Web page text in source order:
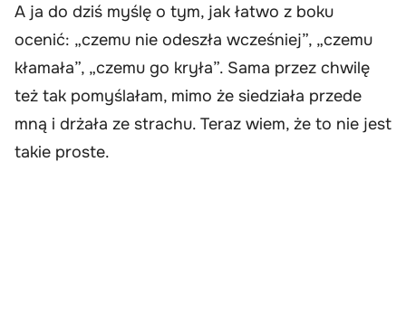
A ja do dziś myślę o tym, jak łatwo z boku
ocenić: „czemu nie odeszła wcześniej”, „czemu
kłamała”, „czemu go kryła”. Sama przez chwilę
też tak pomyślałam, mimo że siedziała przede
mną i drżała ze strachu. Teraz wiem, że to nie jest
takie proste.